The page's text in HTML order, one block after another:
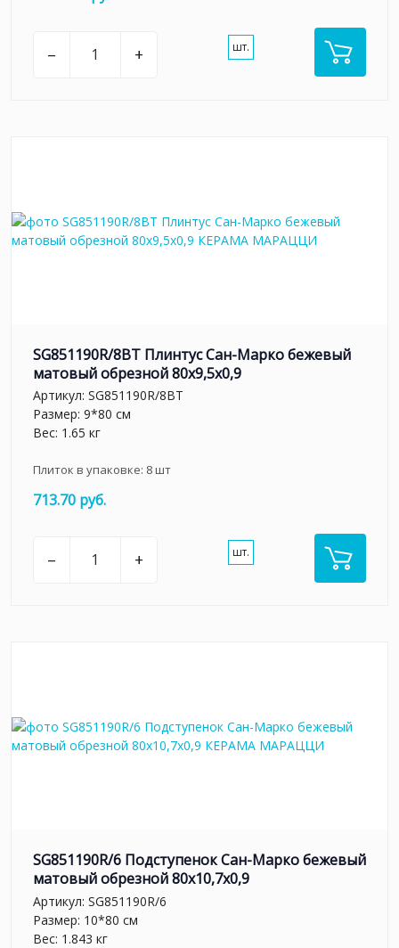
– + шт.
SG851190R/8BT Плинтус Сан-Марко бежевый
матовый обрезной 80x9,5x0,9
Артикул: SG851190R/8BT
Размер: 9*80 см
Вес: 1.65 кг
Плиток в упаковке: 8шт
713.70 руб.
– + шт.
SG851190R/6 Подступенок Сан-Марко бежевый
матовый обрезной 80x10,7x0,9
Артикул: SG851190R/6
Размер: 10*80 см
Вес: 1.843 кг